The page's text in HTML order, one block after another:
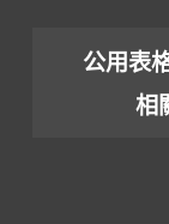
公用表
相